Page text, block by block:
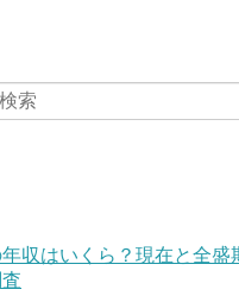
収はいくら？現在と全盛